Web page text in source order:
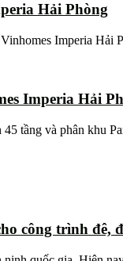
Hải Phòng
Imperia Hải
Imperia Hải
45 tầng và phân khu
công trình đê,